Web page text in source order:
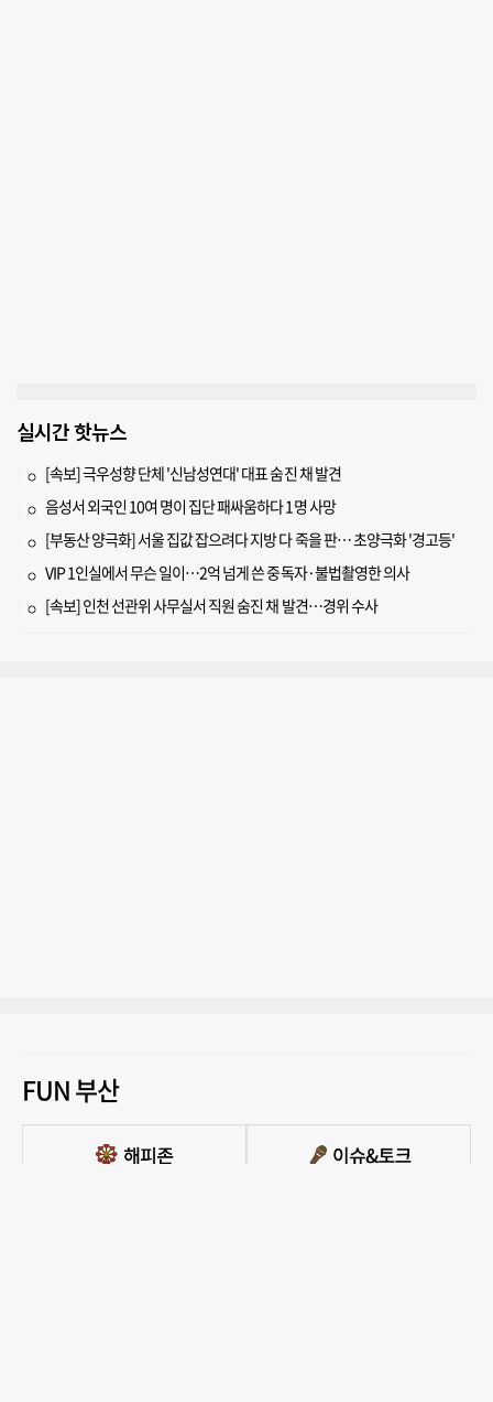
실시간 핫뉴스
[속보] 극우성향 단체 '신남성연대' 대표 숨진 채 발견
음성서 외국인 10여 명이 집단 패싸움하다 1명 사망
[부동산 양극화] 서울 집값 잡으려다 지방 다 죽을 판… 초양극화 '경고등'
VIP 1인실에서 무슨 일이…2억 넘게 쓴 중독자·불법촬영한 의사
[속보] 인천 선관위 사무실서 직원 숨진 채 발견…경위 수사
FUN 부산